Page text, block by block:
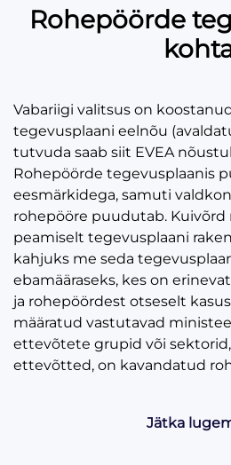
Rohepöörde
Vabariigi valitsus on
tegevusplaani eelnõu
tutvuda saab siit EVEA
Rohepöörde tegevusplaanis
eesmärkidega, samuti
rohepööre puudutab.
peamiselt tegevusplaani
kahjuks me seda
ebamääraseks, kes on
ja rohepöördest otseselt
määratud vastutavad
ettevõtete grupid või
ettevõtted, on kavandatud
Jätka